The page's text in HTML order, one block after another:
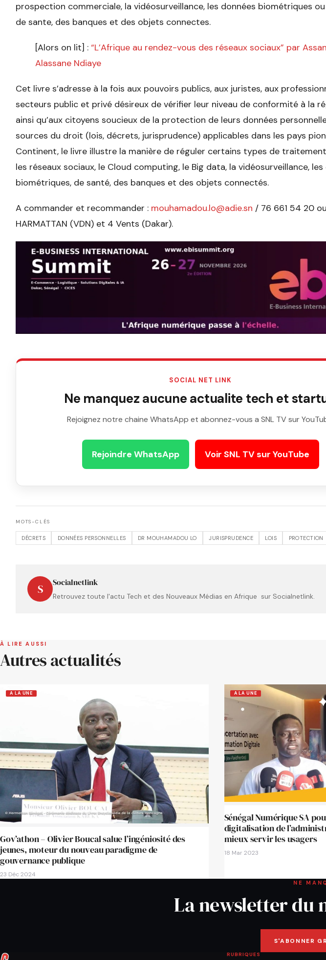
prospection commerciale, la vidéosurveillance, les données biométriques
de sante, des banques et des objets connectes.
[Alors on lit] : “L’Afrique au rendez-vous des réseaux sociaux” par
Alassane Ndiaye
Cet livre s’adresse à la fois aux pouvoirs publics, aux juristes, aux
secteurs public et privé désireux de vérifier leur niveau de conformité à la
ainsi qu’aux citoyens soucieux de la protection de leurs données
sources du droit (lois, décrets, jurisprudence) applicables dans les pays
Continent, le livre illustre la manière de réguler certains types de
les réseaux sociaux, le Cloud computing, le Big data, la vidéosurveillance, les
biométriques, de santé, des banques et des objets connectés.
A commander et recommander : mouhamadou.lo@adie.sn / 76 661 54 20
HARMATTAN (VDN) et 4 Vents (Dakar).
SOCIAL NET LINK
Ne manquez aucune actualite tech et
Rejoignez notre chaine WhatsApp et abonnez-vous a SNL TV sur
Rejoindre WhatsApp Voir SNL TV sur YouTube
MOTS-CLÉS
DÉCRETS DONNÉES PERSONNELLES DR MOUHAMADOU LO JURISPRUDENCE LOIS PROTECTION
S Socialnetlink
Retrouvez toute l'actu Tech et des Nouveaux Médias en Afrique sur Socialnetlink.
À LIRE AUSSI
Autres actualités
A LA UNE
Gov’athon – Olivier Boucal salue l’ingéniosité des
jeunes, moteur du nouveau paradigme de
gouvernance publique
23 Déc 2024
A LA UNE
Sénégal Numérique SA
digitalisation de
mieux servir les usagers
18 Mar 2023
NE
La newsletter du
S'ABONNER
RUBRIQUES